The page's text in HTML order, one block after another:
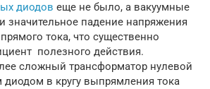
диодов еще не было, а вакуумные
значительное падение напряжения
тока, что существенно
полезного действия.
сложный трансформатор нулевой
в кругу выпрямления тока